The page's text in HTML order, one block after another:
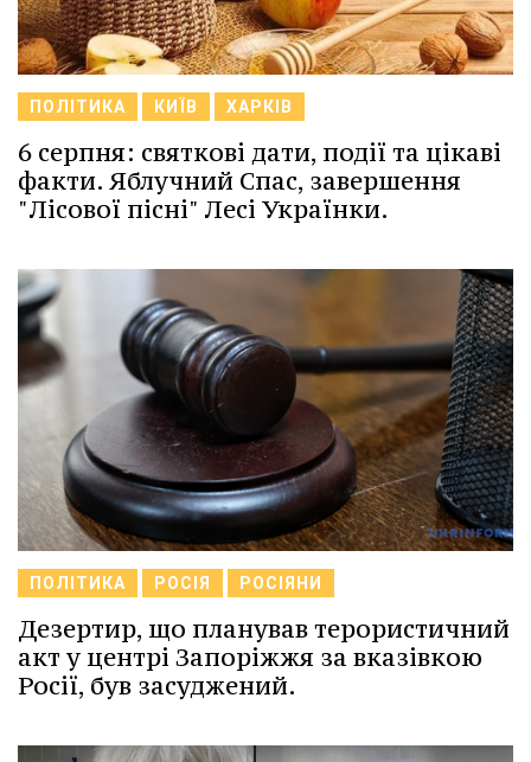
ПОЛІТИКА КИЇВ ХАРКІВ
6 серпня: святкові дати, події та цікаві
факти. Яблучний Спас, завершення
"Лісової пісні" Лесі Українки.
ПОЛІТИКА РОСІЯ РОСІЯНИ
Дезертир, що планував терористичний
акт у центрі Запоріжжя за вказівкою
Росії, був засуджений.